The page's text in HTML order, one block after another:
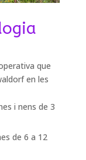
que
en les
i nens de 3
de 6 a 12